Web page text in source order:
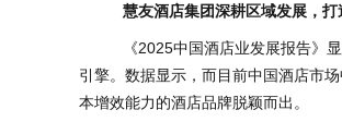
慧友酒店集团深耕区域发展， 打
《2025中国酒店业发展报告》显示
引擎。数据显示，而目前中国酒店市
本增效能力的酒店品牌脱颖而出。